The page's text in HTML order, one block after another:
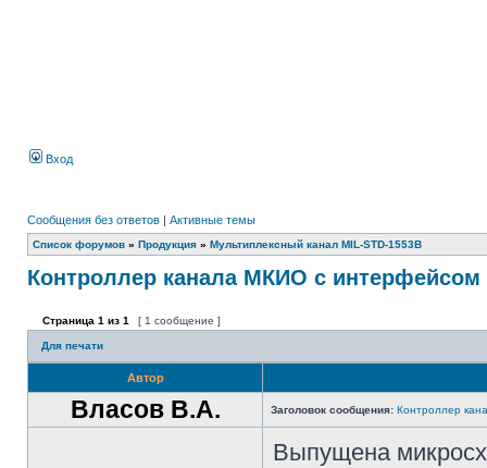
Вход
Сообщения без ответов | Активные темы
Список форумов » Продукция » Мультиплексный канал MIL-STD-1553B
Контроллер канала МКИО с интерфейсом
Страница 1 из 1 [ 1 сообщение ]
Для печати
Автор
Власов В.А. Заголовок сообщения: Контроллер
Выпущена